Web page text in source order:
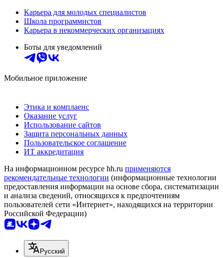
Карьера для молодых специалистов
Школа программистов
Карьера в некоммерческих организациях
Боты для уведомлений
Мобильное приложение
Этика и комплаенс
Оказание услуг
Использование сайтов
Защита персональных данных
Пользовательское соглашение
ИТ аккредитация
На информационном ресурсе hh.ru применяются
рекомендательные технологии (информационные технологии
предоставления информации на основе сбора, систематизации
и анализа сведений, относящихся к предпочтениям
пользователей сети «Интернет», находящихся на территории
Российской Федерации)
Русский